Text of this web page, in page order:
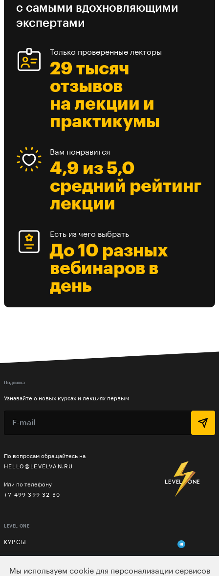
с самыми вдохновляющими
экспертами
Только проверенные лекторы
29 тысяч
отзывов
на лекции и
практикумы
Вам понравится
4,9 из 5,0
средний рейтинг
лекции
Есть из чего выбрать
До 10 разных
вебинаров в
день
По вопросам обращайтесь на
HELLO@LEVELVAN.RU
Или по телефону
+7 499 399 32 30
LEVEL ONE
КУРСЫ
Подписка
Узнавайте о новых курсах и лекциях первым
Мы используем cookie для персонализации сервисов